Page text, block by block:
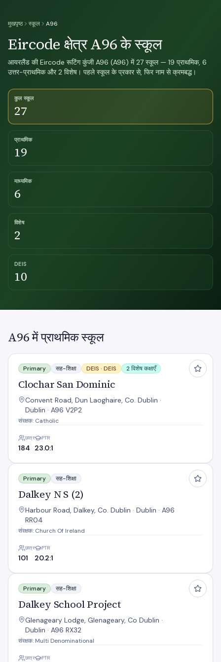
मुखपृष्ठ स्कूल A96
Eircode क्षेत्र A96 के स्कूल
आयरलैंड की Eircode रूटिंग कुंजी A96 (A96) में 27 स्कूल — 19 प्राथमिक, 6
उत्तर-प्राथमिक और 2 विशेष। पहले स्कूल के प्रकार से, फिर नाम से क्रमबद्ध।
कुल स्कूल
27
प्राथमिक
19
माध्यमिक
6
विशेष
2
DEIS
10
A96 में प्राथमिक स्कूल
Clochar San Dominic
Primary सह-शिक्षा DEIS · DEIS 2 विशेष कक्षाएँ
Clochar San Dominic
Convent Road, Dun Laoghaire, Co. Dublin ·
Dublin · A96 V2P2
संरक्षक: Catholic
छात्र
184
PTR
23.0:1
Dalkey N S (2)
Primary सह-शिक्षा
Dalkey N S (2)
Harbour Road, Dalkey, Co. Dublin · Dublin · A96
RR04
संरक्षक: Church Of Ireland
छात्र
101
PTR
20.2:1
Dalkey School Project
Primary सह-शिक्षा
Dalkey School Project
Glenageary Lodge, Glenageary, Co Dublin ·
Dublin · A96 RX32
संरक्षक: Multi Denominational
छात्र PTR